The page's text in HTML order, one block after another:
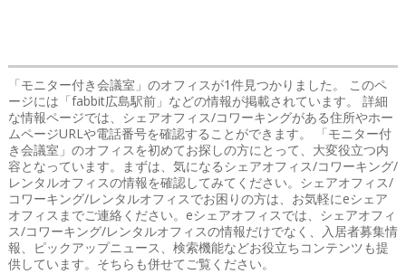
「モニター付き会議室」のオフィスが1件見つかりました。 このペ
ージには「fabbit広島駅前」などの情報が掲載されています。 詳細
な情報ページでは、シェアオフィス/コワーキングがある住所やホー
ムページURLや電話番号を確認することができます。 「モニター付
き会議室」のオフィスを初めてお探しの方にとって、大変役立つ内
容となっています。まずは、気になるシェアオフィス/コワーキング/
レンタルオフィスの情報を確認してみてください。シェアオフィス/
コワーキング/レンタルオフィスでお困りの方は、お気軽にeシェア
オフィスまでご連絡ください。eシェアオフィスでは、シェアオフィ
ス/コワーキング/レンタルオフィスの情報だけでなく、入居者募集情
報、ピックアップニュース、検索機能などお役立ちコンテンツも提
供しています。そちらも併せてご覧ください。